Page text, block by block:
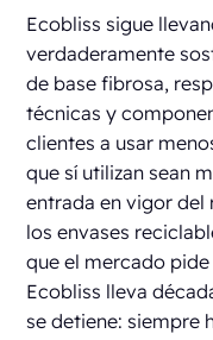
Ecobliss sigue
verdaderamente
de base fibrosa,
técnicas y
clientes a usar
que sí utilizan sean
entrada en vigor del
los envases
que el mercado
Ecobliss lleva
se detiene: siempre